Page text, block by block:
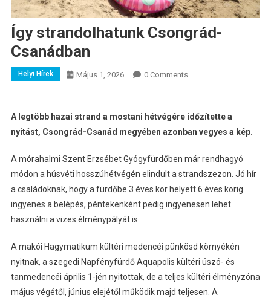
Így strandolhatunk Csongrád-
Csanádban
Helyi Hírek Május 1, 2026 0 Comments
A legtöbb hazai strand a mostani hétvégére időzítette a
nyitást, Csongrád-Csanád megyében azonban vegyes a kép.
A mórahalmi Szent Erzsébet Gyógyfürdőben már rendhagyó
módon a húsvéti hosszúhétvégén elindult a strandszezon. Jó hír
a családoknak, hogy a fürdőbe 3 éves kor helyett 6 éves korig
ingyenes a belépés, péntekenként pedig ingyenesen lehet
használni a vizes élménypályát is.
A makói Hagymatikum kültéri medencéi pünkösd környékén
nyitnak, a szegedi Napfényfürdő Aquapolis kültéri úszó- és
tanmedencéi április 1-jén nyitottak, de a teljes kültéri élményzóna
május végétől, június elejétől működik majd teljesen. A